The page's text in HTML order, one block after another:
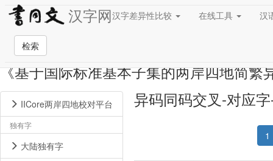
汉字网汉字差异性比较 在线工具 汉
检索
《基于国际标准基本子集的两岸四地简繁
IICore两岸四地校对平台
独有字
大陆独有字
异码同码交叉-对应
1